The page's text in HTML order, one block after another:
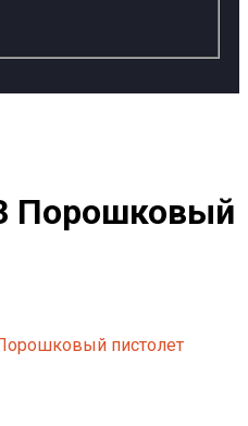
Порошковый
пистолет